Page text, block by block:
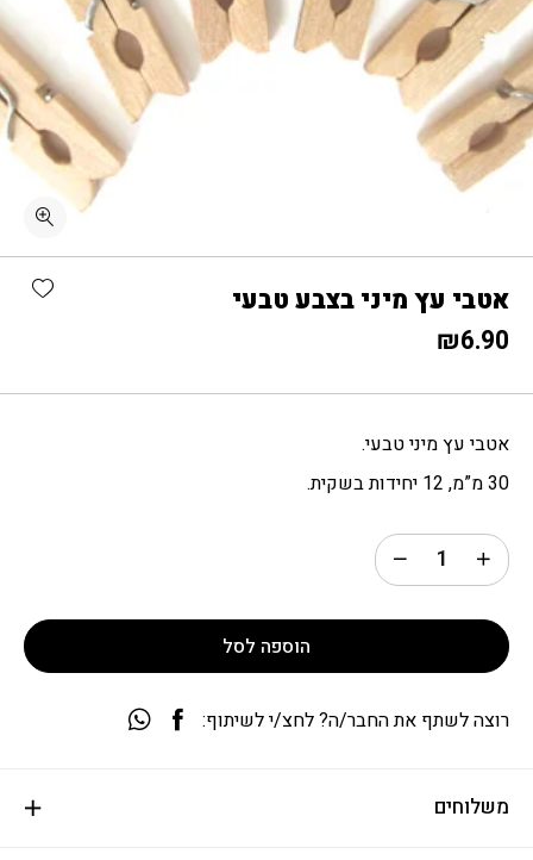
אטבי עץ מיני בצבע טבעי
₪6.90
אטבי עץ מיני טבעי.
30 מ”מ, 12 יחידות בשקית.
הוספה לסל
משלוחים
רוצה לשתף את החבר/ה? לחצ/י לשיתוף: